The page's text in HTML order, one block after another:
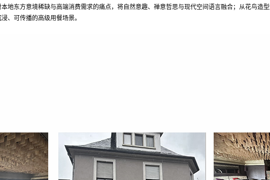
地东方意境稀缺与高端消费需求的痛点，将自然意趣、禅意哲思与现代空间语言融合；从花鸟造
、可传播的高级用餐场景。